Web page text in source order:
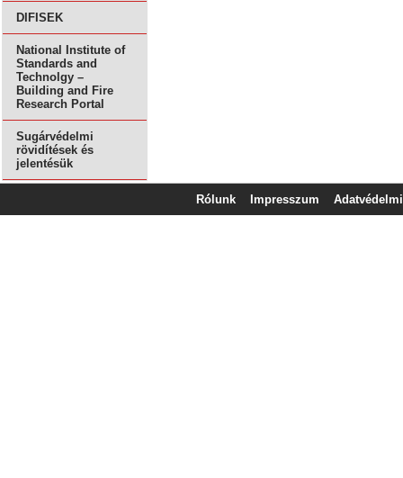
DIFISEK
National Institute of
Standards and
Technolgy –
Building and Fire
Research Portal
Sugárvédelmi
rövidítések és
jelentésük
Rólunk Impresszum